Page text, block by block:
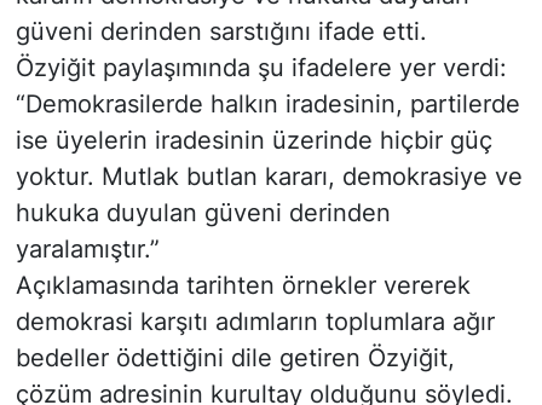
güveni derinden sarstığını ifade etti.
Özyiğit paylaşımında şu ifadelere yer verdi:
“Demokrasilerde halkın iradesinin, partilerde
ise üyelerin iradesinin üzerinde hiçbir güç
yoktur. Mutlak butlan kararı, demokrasiye ve
hukuka duyulan güveni derinden
yaralamıştır.”
Açıklamasında tarihten örnekler vererek
demokrasi karşıtı adımların toplumlara ağır
bedeller ödettiğini dile getiren Özyiğit,
çözüm adresinin kurultay olduğunu söyledi.